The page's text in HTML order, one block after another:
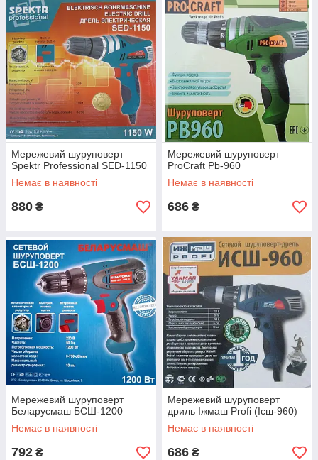
Мережевий шуруповерт
Spektr Professional SED-1150
Немає в наявності
880 ₴
Мережевий шуруповерт
ProCraft Pb-960
Немає в наявності
686 ₴
Мережевий шуруповерт
Беларусмаш БСШ-1200
Немає в наявності
792 ₴
Мережевий шуруповерт
дриль Іжмаш Profi (Ісш-960)
Немає в наявності
686 ₴